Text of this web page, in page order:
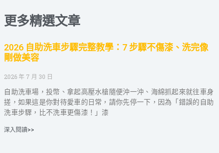
更多精選文章
2026 自助洗車步驟完整教學：7 步驟不傷漆、洗完像
剛做美容
2026 年 7 月 30 日
自助洗車場，投幣、拿起高壓水槍隨便沖一沖、海綿抓起來就往車身
搓，如果這是你對待愛車的日常，請你先停一下，因為「錯誤的自助
洗車步驟，比不洗車更傷漆！」漆
深入閱讀>>